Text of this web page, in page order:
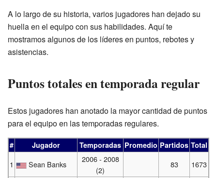
A lo largo de su historia, varios jugadores han dejado su
huella en el equipo con sus habilidades. Aquí te
mostramos algunos de los líderes en puntos, rebotes y
asistencias.
Puntos totales en temporada regular
Estos jugadores han anotado la mayor cantidad de puntos
para el equipo en las temporadas regulares.
# Jugador Temporadas Promedio Partidos Total
1 Sean Banks
2006 - 2008
(2)
83
1673